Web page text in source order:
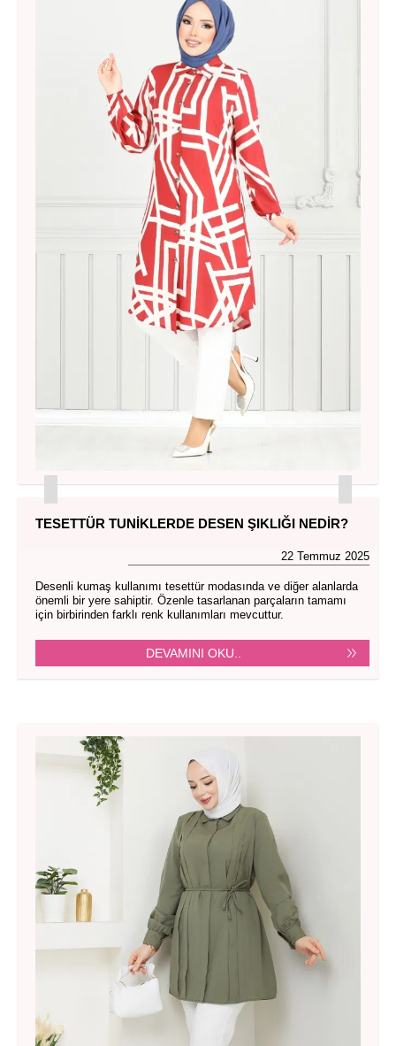
TESETTÜR TUNIKLERDE DESEN ŞIKLIĞI NEDIR?
22 Temmuz 2025
Desenli kumaş kullanımı tesettür modasında ve diğer alanlarda
önemli bir yere sahiptir. Özenle tasarlanan parçaların tamamı
için birbirinden farklı renk kullanımları mevcuttur.
DEVAMINI OKU..